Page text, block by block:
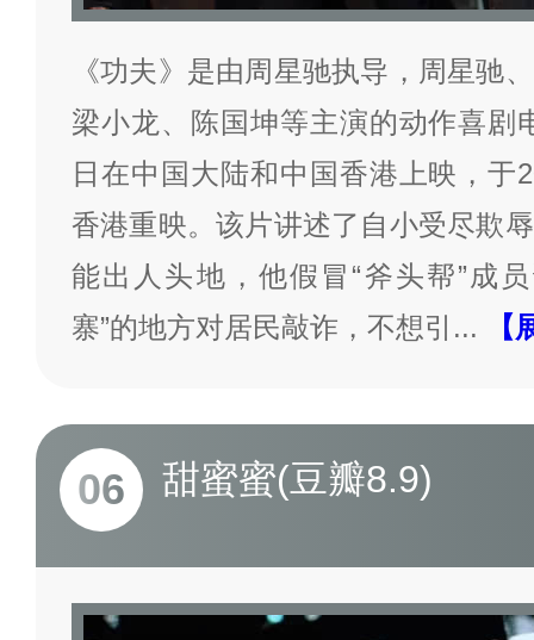
《功夫》是由周星驰执导，周星驰
梁小龙、陈国坤等主演的动作喜剧
日在中国大陆和中国香港上映，于
香港重映。该片讲述了自小受尽欺
能出人头地，他假冒“斧头帮”成
寨”的地方对居民敲诈，不想引 ...
06 甜蜜蜜(豆瓣8.9)